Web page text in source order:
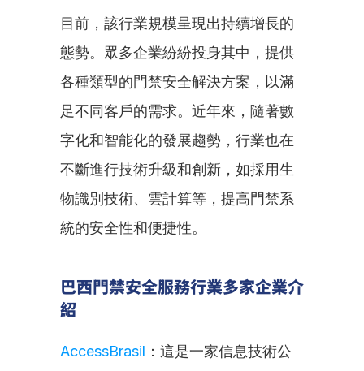
目前，該行業規模呈現出持續增長的
態勢。眾多企業紛紛投身其中，提供
各種類型的門禁安全解決方案，以滿
足不同客戶的需求。近年來，隨著數
字化和智能化的發展趨勢，行業也在
不斷進行技術升級和創新，如採用生
物識別技術、雲計算等，提高門禁系
統的安全性和便捷性。
巴西門禁安全服務行業多家企業介
紹
AccessBrasil ：這是一家信息技術公